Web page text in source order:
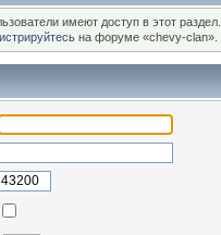
имеют доступ в этот раздел.
на форуме «chevy-clan».